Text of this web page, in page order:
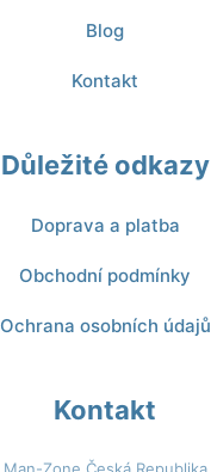
Blog
Kontakt
Důležité odkazy
Doprava a platba
Obchodní podmínky
Ochrana osobních údajů
Kontakt
Man-Zone Česká Republika